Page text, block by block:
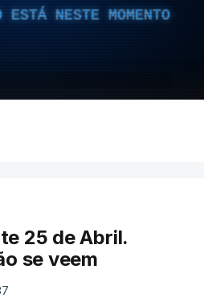
ESTÁ NESTE MOMENTO
25 de Abril.
se veem